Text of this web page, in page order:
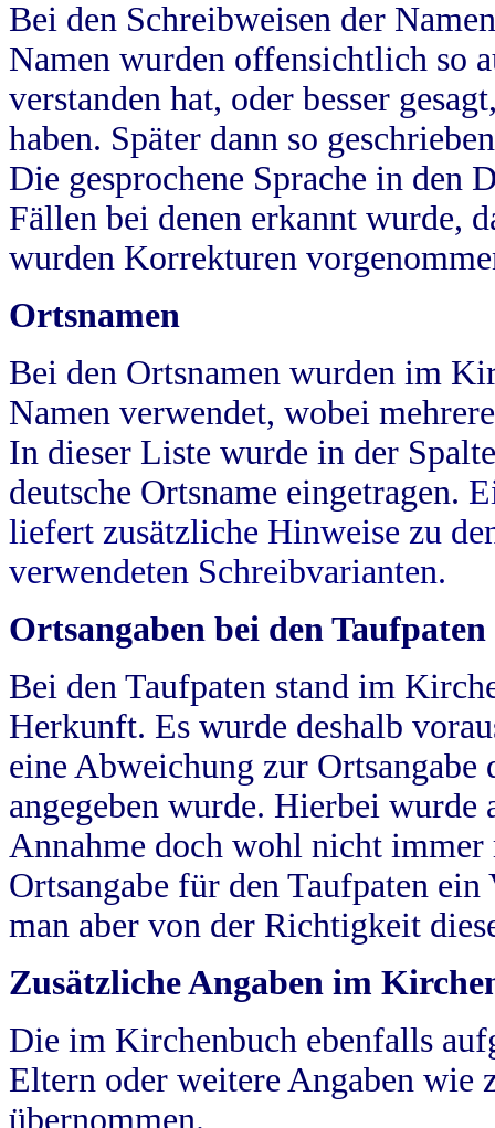
Bei den Schreibweisen der
Namen wurden offensichtlich so
verstanden hat, oder besser
haben. Später dann so
Die gesprochene Sprache in
Fällen bei denen erkannt wurde,
wurden Korrekturen
Ortsnamen
Bei den Ortsnamen wurden im
Namen verwendet, wobei
In dieser Liste wurde in der
deutsche Ortsname eingetragen.
liefert zusätzliche Hinweise zu
verwendeten Schreibvarianten.
Ortsangaben bei den Taufpaten
Bei den Taufpaten stand im
Herkunft. Es wurde deshalb
eine Abweichung zur
angegeben wurde. Hierbei wurde
Annahme doch wohl nicht
Ortsangabe für den Taufpaten
man aber von der Richtigkeit
Zusätzliche Angaben im
Die im Kirchenbuch ebenfalls
Eltern oder weitere Angaben wie
übernommen.